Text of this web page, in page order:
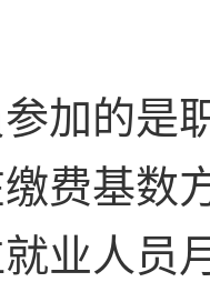
加的是
费基数
业人员